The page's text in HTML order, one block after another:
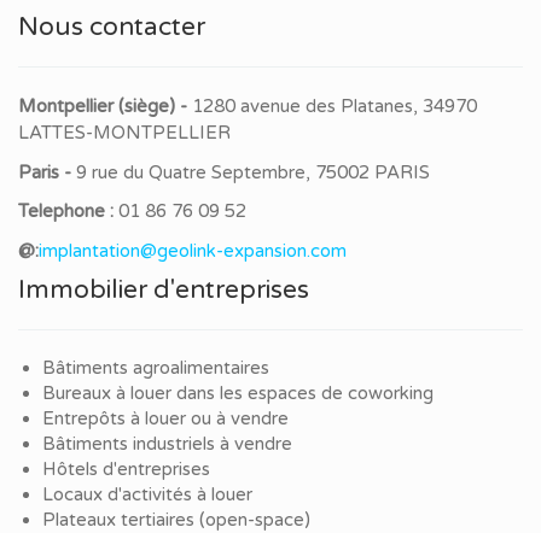
Nous contacter
Montpellier (siège) - 1280 avenue des Platanes, 34970
LATTES-MONTPELLIER
Paris - 9 rue du Quatre Septembre, 75002 PARIS
Telephone : 01 86 76 09 52
@:implantation@geolink-expansion.com
Immobilier d'entreprises
Bâtiments agroalimentaires
Bureaux à louer dans les espaces de coworking
Entrepôts à louer ou à vendre
Bâtiments industriels à vendre
Hôtels d'entreprises
Locaux d'activités à louer
Plateaux tertiaires (open-space)